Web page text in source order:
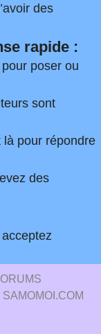
des
rapide :
poser ou
sont
pour répondre
des